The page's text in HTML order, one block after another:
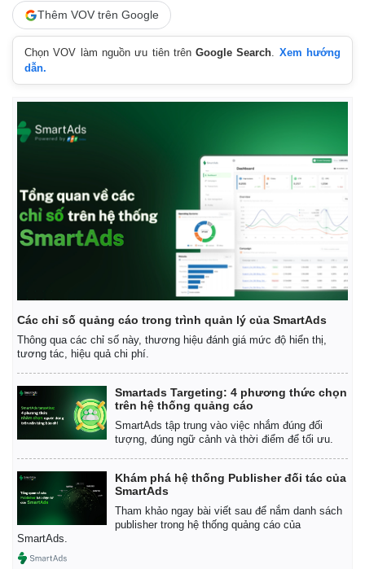
Kinh tế
Bất động sản
Tiêu dùng
Tỷ giá
Chứng khoán
Giá cà phê
Thêm VOV trên Google
Chọn VOV làm nguồn ưu tiên trênGoogle Search. Xem hướng
dẫn.
Các chỉ số quảng cáo trong trình quản lý của SmartAds
Thông qua các chỉ số này, thương hiệu đánh giá mức độ hiển thị,
tương tác, hiệu quả chi phí.
Smartads Targeting: 4 phương thức chọn
trên hệ thống quảng cáo
SmartAds tập trung vào việc nhắm đúng đối
tượng, đúng ngữ cảnh và thời điểm để tối ưu.
Khám phá hệ thống Publisher đối tác của
SmartAds
Tham khảo ngay bài viết sau để nắm danh sách
publisher trong hệ thống quảng cáo của
SmartAds.